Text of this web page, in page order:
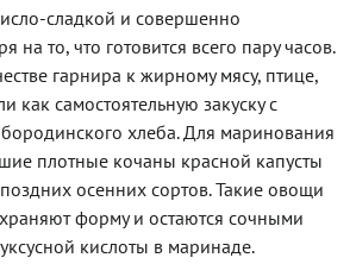
сладкой и совершенно
на то, что готовится всего пару часов.
гарнира к жирному мясу, птице,
как самостоятельную закуску с
хлеба. Для маринования
плотные кочаны красной капусты
осенних сортов. Такие овощи
форму и остаются сочными
кислоты в маринаде.